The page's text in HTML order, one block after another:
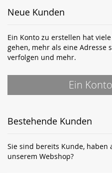
Neue Kunden
Ein Konto zu erstellen hat
gehen, mehr als eine Adresse
verfolgen und mehr.
Ein
Bestehende Kunden
Sie sind bereits Kunde, haben
unserem Webshop?